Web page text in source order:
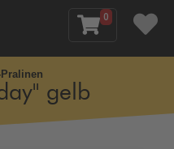
0
gelb